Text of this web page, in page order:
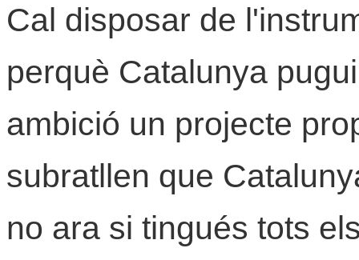
Cal disposar de
perquè Catalunya
ambició un projecte
subratllen que
no ara si tingués tots